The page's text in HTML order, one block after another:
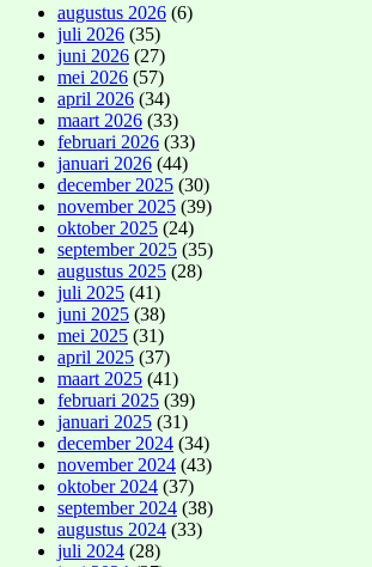
augustus 2026 (6)
juli 2026 (35)
juni 2026 (27)
mei 2026 (57)
april 2026 (34)
maart 2026 (33)
februari 2026 (33)
januari 2026 (44)
december 2025 (30)
november 2025 (39)
oktober 2025 (24)
september 2025 (35)
augustus 2025 (28)
juli 2025 (41)
juni 2025 (38)
mei 2025 (31)
april 2025 (37)
maart 2025 (41)
februari 2025 (39)
januari 2025 (31)
december 2024 (34)
november 2024 (43)
oktober 2024 (37)
september 2024 (38)
augustus 2024 (33)
juli 2024 (28)